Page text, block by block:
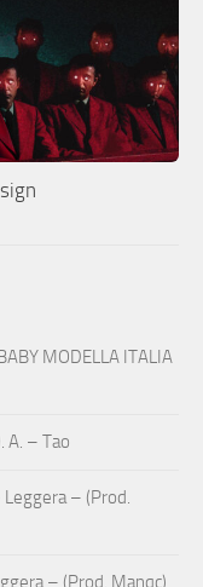
MODELLA ITALIA
A. – Tao
Leggera – (Prod.
– (Prod. Manqc)